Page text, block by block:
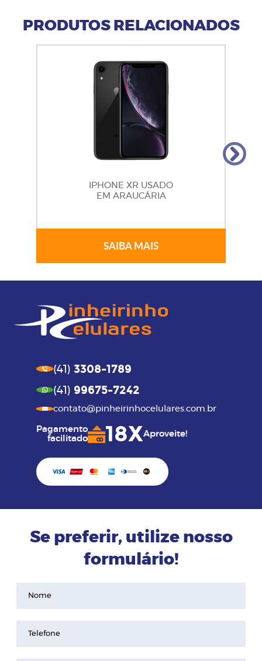
PRODUTOS RELACIONADOS
IPHONE XR USADO
EM ARAUCÁRIA
SAIBA MAIS
(41) 3308-1789
(41) 99675-7242
contato@pinheirinhocelulares.com.br
Pagamento
facilitado
18XAproveite!
Se preferir, utilize nosso
formulário!
Nome
Telefone